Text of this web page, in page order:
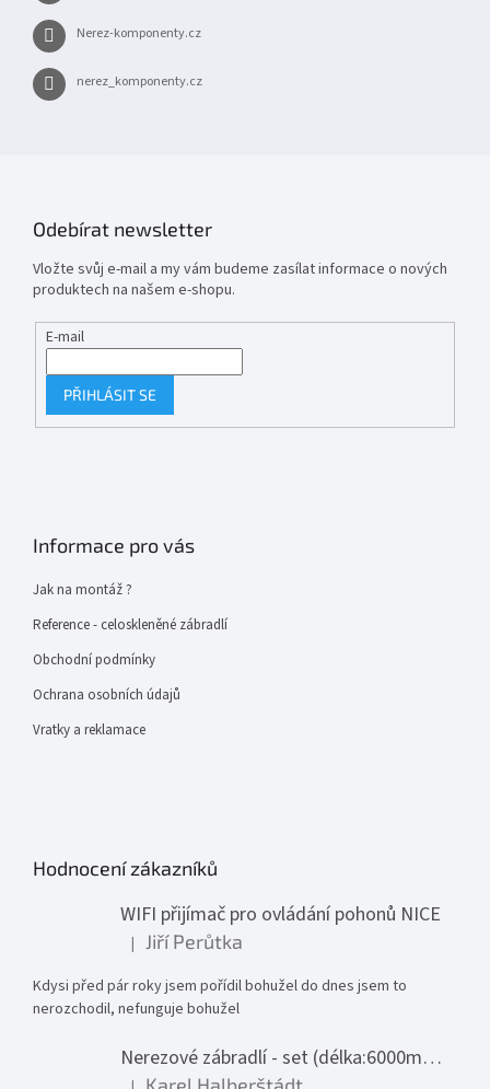
Nerez-komponenty.cz
nerez_komponenty.cz
Odebírat newsletter
Vložte svůj e-mail a my vám budeme zasílat informace o nových
produktech na našem e-shopu.
E-mail
PŘIHLÁSIT SE
Informace pro vás
Jak na montáž ?
Reference - celoskleněné zábradlí
Obchodní podmínky
Ochrana osobních údajů
Vratky a reklamace
Hodnocení zákazníků
WIFI přijímač pro ovládání pohonů NICE
Hodnocení produktu je 1 z 5 hvězdiček.
| Jiří Perůtka
Kdysi před pár roky jsem pořídil bohužel do dnes jsem to
nerozchodil, nefunguje bohužel
Nerezové zábradlí - set (délka:6000mm x výška:1000mm)